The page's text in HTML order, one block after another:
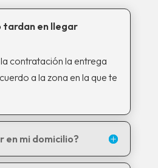
tardan en llegar
contratación la entrega
a la zona en la que te
en mi domicilio?